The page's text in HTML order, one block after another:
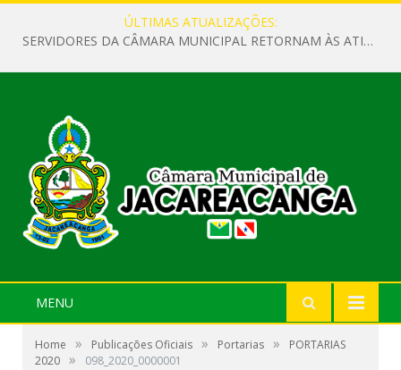
ÚLTIMAS ATUALIZAÇÕES:
SERVIDORES DA CÂMARA MUNICIPAL RETORNAM ÀS ATIVIDADES APÓS O RECESSO PARLAMENTAR
MENU
Home » Publicações Oficiais » Portarias »
PORTARIAS
2020 » 098_2020_0000001